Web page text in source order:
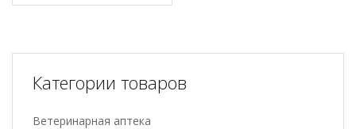
Категории товаров
Ветеринарная аптека